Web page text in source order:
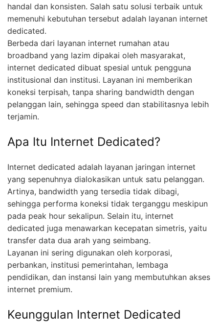
handal dan konsisten. Salah satu solusi terbaik untuk
memenuhi kebutuhan tersebut adalah layanan internet
dedicated.
Berbeda dari layanan internet rumahan atau
broadband yang lazim dipakai oleh masyarakat,
internet dedicated dibuat spesial untuk pengguna
institusional dan institusi. Layanan ini memberikan
koneksi terpisah, tanpa sharing bandwidth dengan
pelanggan lain, sehingga speed dan stabilitasnya lebih
terjamin.
Apa Itu Internet Dedicated?
Internet dedicated adalah layanan jaringan internet
yang sepenuhnya dialokasikan untuk satu pelanggan.
Artinya, bandwidth yang tersedia tidak dibagi,
sehingga performa koneksi tidak terganggu meskipun
pada peak hour sekalipun. Selain itu, internet
dedicated juga menawarkan kecepatan simetris, yaitu
transfer data dua arah yang seimbang.
Layanan ini sering digunakan oleh korporasi,
perbankan, institusi pemerintahan, lembaga
pendidikan, dan instansi lain yang membutuhkan akses
internet premium.
Keunggulan Internet Dedicated